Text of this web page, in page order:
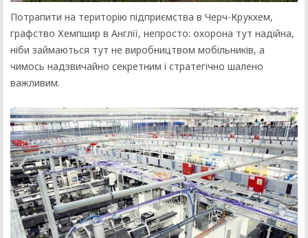
Потрапити на територію підприємства в Черч-Крукхем,
графство Хемпшир в Англії, непросто: охорона тут надійна,
ніби займаються тут не виробництвом мобільників, а
чимось надзвичайно секретним і стратегічно шалено
важливим.